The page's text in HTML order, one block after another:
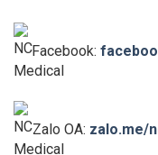
Facebook:
Zalo OA: zalo.me/